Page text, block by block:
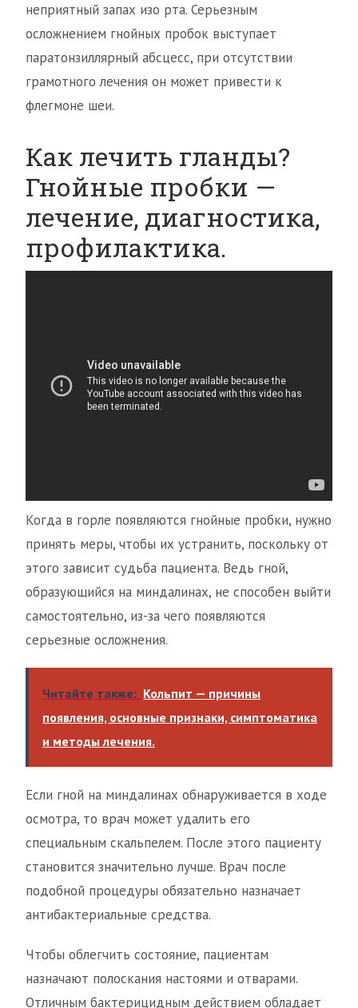
неприятный запах изо рта. Серьезным
осложнением гнойных пробок выступает
паратонзиллярный абсцесс, при отсутствии
грамотного лечения он может привести к
флегмоне шеи.
Как лечить гланды?
Гнойные пробки —
лечение, диагностика,
профилактика.
Когда в горле появляются гнойные пробки, нужно
принять меры, чтобы их устранить, поскольку от
этого зависит судьба пациента. Ведь гной,
образующийся на миндалинах, не способен выйти
самостоятельно, из-за чего появляются
серьезные осложнения.
Читайте также: Кольпит — причины
появления, основные признаки, симптоматика
и методы лечения.
Если гной на миндалинах обнаруживается в ходе
осмотра, то врач может удалить его
специальным скальпелем. После этого пациенту
становится значительно лучше. Врач после
подобной процедуры обязательно назначает
антибактериальные средства.
Чтобы облегчить состояние, пациентам
назначают полоскания настоями и отварами.
Отличным бактерицидным действием обладает